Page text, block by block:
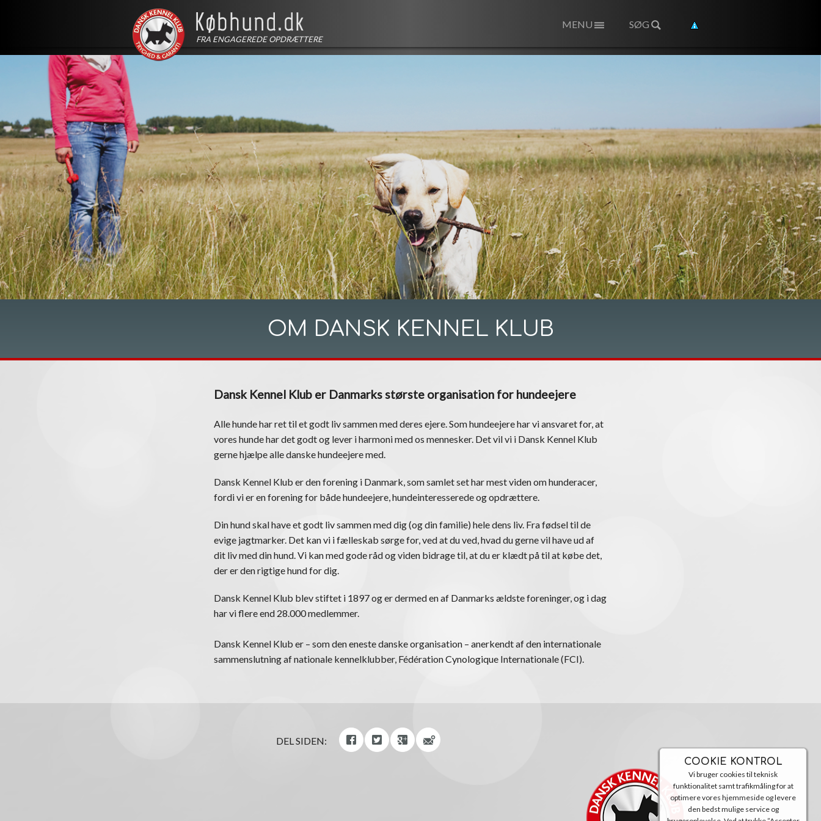
FRA ENGAGEREDE OPDRÆTTERE
SØG
MENU
COOKIE KONTROL
Vi bruger cookies til teknisk
funktionalitet samt trafikmåling for at
optimere vores hjemmeside og levere
den bedst mulige service og
OM DANSK KENNEL KLUB
Dansk Kennel Klub er Danmarks største organisation for hundeejere
Alle hunde har ret til et godt liv sammen med deres ejere. Som hundeejere har vi ansvaret for, at
vores hunde har det godt og lever i harmoni med os mennesker. Det vil vi i Dansk Kennel Klub
gerne hjælpe alle danske hundeejere med.
Dansk Kennel Klub er den forening i Danmark, som samlet set har mest viden om hunderacer,
fordi vi er en forening for både hundeejere, hundeinteresserede og opdrættere.
Din hund skal have et godt liv sammen med dig (og din familie) hele dens liv. Fra fødsel til de
evige jagtmarker. Det kan vi i fælleskab sørge for, ved at du ved, hvad du gerne vil have ud af
dit liv med din hund. Vi kan med gode råd og viden bidrage til, at du er klædt på til at købe det,
der er den rigtige hund for dig.
Dansk Kennel Klub blev stiftet i 1897 og er dermed en af Danmarks ældste foreninger, og i dag
har vi flere end 28.000 medlemmer.
Dansk Kennel Klub er – som den eneste danske organisation – anerkendt af den internationale
sammenslutning af nationale kennelklubber, Fédération Cynologique Internationale (FCI).
DEL SIDEN: